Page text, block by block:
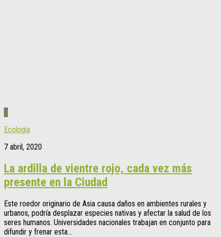
0
Ecología
7 abril, 2020
La ardilla de vientre rojo, cada vez más
presente en la Ciudad
Este roedor originario de Asia causa daños en ambientes rurales y
urbanos, podría desplazar especies nativas y afectar la salud de los
seres humanos. Universidades nacionales trabajan en conjunto para
difundir y frenar esta...